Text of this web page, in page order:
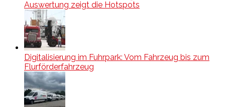
Auswertung zeigt die Hotspots
Digitalisierung im Fuhrpark: Vom Fahrzeug bis zum
Flurförderfahrzeug